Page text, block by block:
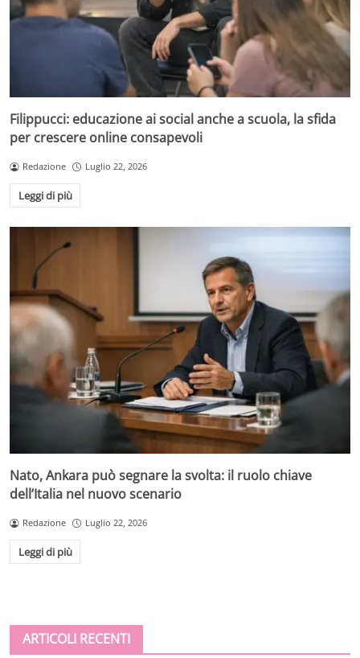
Filippucci: educazione ai social anche a scuola, la sfida
per crescere online consapevoli
Redazione Luglio 22, 2026
Leggi di più
Nato, Ankara può segnare la svolta: il ruolo chiave
dell’Italia nel nuovo scenario
Redazione Luglio 22, 2026
Leggi di più
ARTICOLI RECENTI